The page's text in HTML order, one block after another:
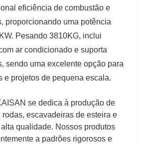
eficiência de combustão e
proporcionando uma potência
Pesando 3810KG, inclui
ar condicionado e suporta
sendo uma excelente opção para
e projetos de pequena escala.
se dedica à produção de
escavadeiras de esteira e
qualidade. Nossos produtos
a padrões rigorosos e